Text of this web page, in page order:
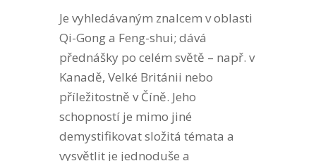
Je vyhledávaným znalcem v oblasti
Qi-Gong a Feng-shui; dává
přednášky po celém světě – např. v
Kanadě, Velké Británii nebo
příležitostně v Číně. Jeho
schopností je mimo jiné
demystifikovat složitá témata a
vysvětlit je jednoduše a